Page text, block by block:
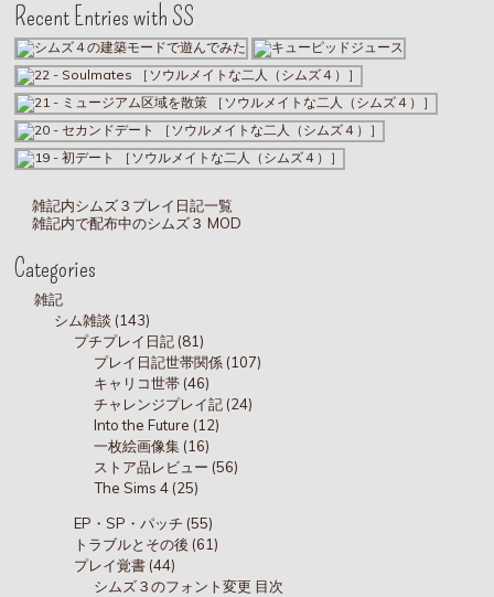
Recent Entries with SS
雑記内シムズ３プレイ日記一覧
雑記内で配布中のシムズ３ MOD
Categories
雑記
シム雑談 (143)
プチプレイ日記 (81)
プレイ日記世帯関係 (107)
キャリコ世帯 (46)
チャレンジプレイ記 (24)
Into the Future (12)
一枚絵画像集 (16)
ストア品レビュー (56)
The Sims 4 (25)
EP・SP・パッチ (55)
トラブルとその後 (61)
プレイ覚書 (44)
シムズ３のフォント変更 目次